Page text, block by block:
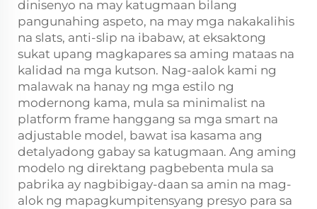
dinisenyo na may katugmaan bilang
pangunahing aspeto, na may mga nakakalihis
na slats, anti-slip na ibabaw, at eksaktong
sukat upang magkapares sa aming mataas na
kalidad na mga kutson. Nag-aalok kami ng
malawak na hanay ng mga estilo ng
modernong kama, mula sa minimalist na
platform frame hanggang sa mga smart na
adjustable model, bawat isa kasama ang
detalyadong gabay sa katugmaan. Ang aming
modelo ng direktang pagbebenta mula sa
pabrika ay nagbibigay-daan sa amin na mag-
alok ng mapagkumpitensyang presyo para sa